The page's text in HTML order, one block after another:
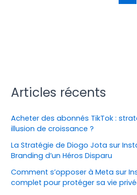
Articles récents
Acheter des abonnés TikTok :
illusion de croissance ?
La Stratégie de Diogo Jota sur
Branding d’un Héros Disparu
Comment s’opposer à Meta sur
complet pour protéger sa vie